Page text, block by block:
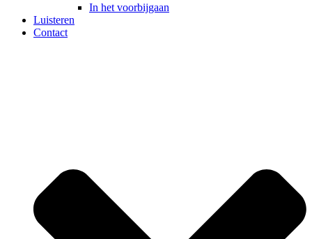
In het voorbijgaan
Luisteren
Contact